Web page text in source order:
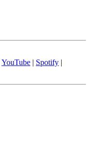
YouTube | Spotify |